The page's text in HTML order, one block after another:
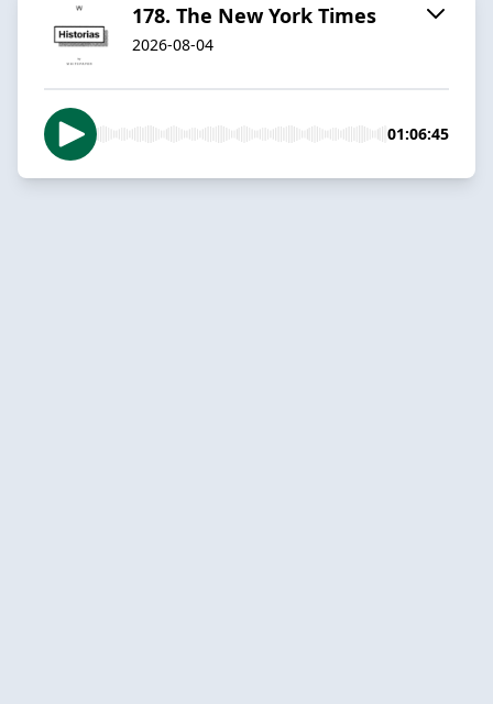
178. The New York Times
2026-08-04
01:06:45